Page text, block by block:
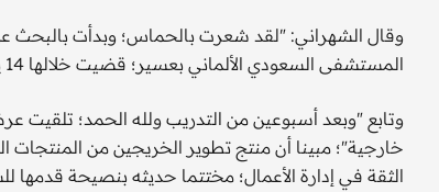
وقال الشهراني: "لقد شعرت بالحماس؛ وبدأت بالبحث
المستشفى السعودي الألماني بعسير؛ قضيت خلالها 14 يوما كمتدرب على رأس العمل".
وتابع "وبعد أسبوعين من التدريب ولله الحمد؛
خارجية"؛ مبينا أن منتج تطوير الخريجين من
الثقة في إدارة الأعمال؛ مختتما حديثه بنصيحة